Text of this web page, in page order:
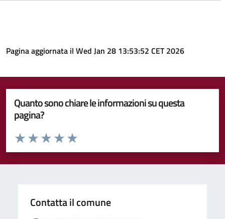
Pagina aggiornata il Wed Jan 28 13:53:52 CET 2026
Quanto sono chiare le informazioni su questa
pagina?
Valuta da 1 a 5 stelle la pagina
Valuta 5 stelle su 5
Valuta 4 stelle su 5
Valuta 3 stelle su 5
Valuta 2 stelle su 5
Valuta 1 stelle su 5
Contatta il comune